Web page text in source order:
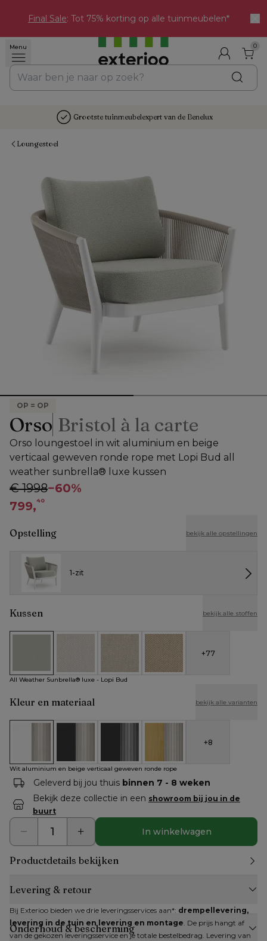
Final Sale: Tot 75% korting op alle tuinmeubelen*
Menu 0
Grootste tuinmeubelexpert van de Benelux
Loungestoel
OP = OP
Orso Bristol à la carte
Orso loungestoel in wit aluminium en beige
verticaal geweven ronde rope met Lopi Bud all
weather sunbrella® luxe kussen
€ 1998−60%
799,40
Opstelling bekijk alle opstellingen
1-zit
Kussen bekijk alle stoffen
All Weather Sunbrella® luxe - Lopi Bud
All Weather Cosytica - Althea Off White
All Weather Cosytica - Althea Chalk
All Weather Cosytica - Althea
+77
All Weather Sunbrella® luxe - Lopi Bud
Kleur en materiaal bekijk alle varianten
Wit aluminium en beige verticaal geweven ronde rope
Zwart aluminium en beige verticaal geweven
Zwart aluminium en zwart verticaal
Teak en beige verticaal
+8
Wit aluminium en beige verticaal geweven ronde rope
Geleverd bij jou thuis binnen 7 - 8 weken
Bekijk deze collectie in een showroom bij jou in de
buurt
In winkelwagen
Productdetails bekijken
Levering & retour
Bij Exterioo bieden we drie leveringsservices aan*: drempellevering,
levering in de tuin en levering en montage. De prijs hangt af
van de gekozen leveringsservice en je totale bestelbedrag. Levering van
Onderhoud & bescherming